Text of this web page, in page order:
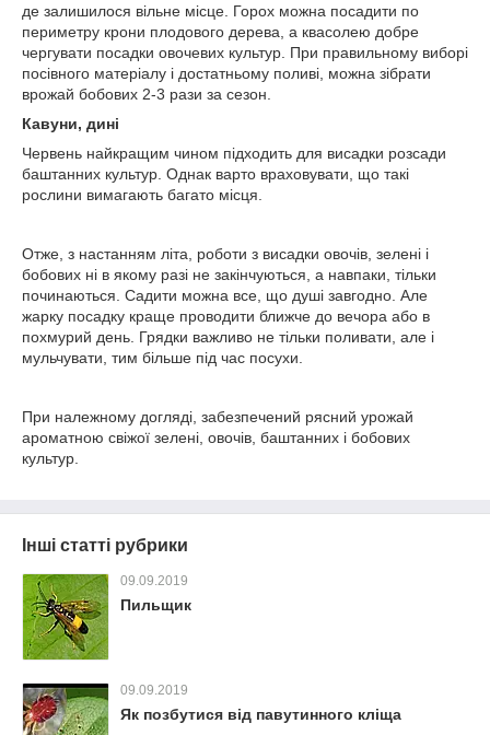
де залишилося вільне місце. Горох можна посадити по
периметру крони плодового дерева, а квасолею добре
чергувати посадки овочевих культур. При правильному виборі
посівного матеріалу і достатньому поливі, можна зібрати
врожай бобових 2-3 рази за сезон.
Кавуни, дині
Червень найкращим чином підходить для висадки розсади
баштанних культур. Однак варто враховувати, що такі
рослини вимагають багато місця.
Отже, з настанням літа, роботи з висадки овочів, зелені і
бобових ні в якому разі не закінчуються, а навпаки, тільки
починаються. Садити можна все, що душі завгодно. Але
жарку посадку краще проводити ближче до вечора або в
похмурий день. Грядки важливо не тільки поливати, але і
мульчувати, тим більше під час посухи.
При належному догляді, забезпечений рясний урожай
ароматною свіжої зелені, овочів, баштанних і бобових
культур.
Інші статті рубрики
09.09.2019
Пильщик
09.09.2019
Як позбутися від павутинного кліща